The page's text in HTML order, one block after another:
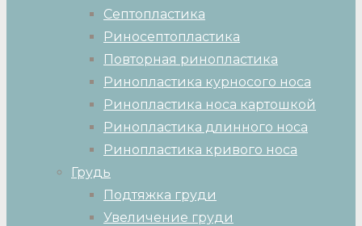
Септопластика
Риносептопластика
Повторная ринопластика
Ринопластика курносого носа
Ринопластика носа картошкой
Ринопластика длинного носа
Ринопластика кривого носа
Грудь
Подтяжка груди
Увеличение груди